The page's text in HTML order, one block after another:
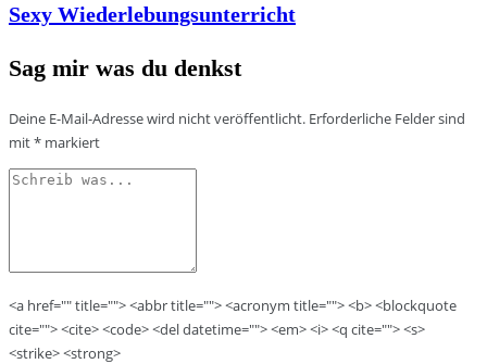
Sexy Wiederlebungsunterricht
Sag mir was du denkst
Deine E-Mail-Adresse wird nicht veröffentlicht. Erforderliche Felder sind
mit* markiert
<a href="" title=""> <abbr title=""> <acronym title=""> <b> <blockquote
cite=""> <cite> <code> <del datetime=""> <em> <i> <q cite=""> <s>
<strike> <strong>